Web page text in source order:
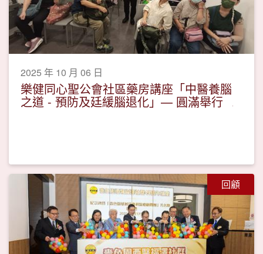
2025 年 10 月 06 日
樂健同心聖公會社區藥房講座「中醫養腦
之道 - 預防及廷緩腦退化」— 圓滿舉行
回顧